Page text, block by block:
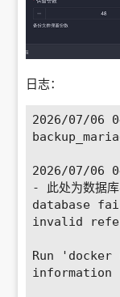
日志：
2026/07/06
2026/07/06
- 此处为数据
database
invalid
Run
information